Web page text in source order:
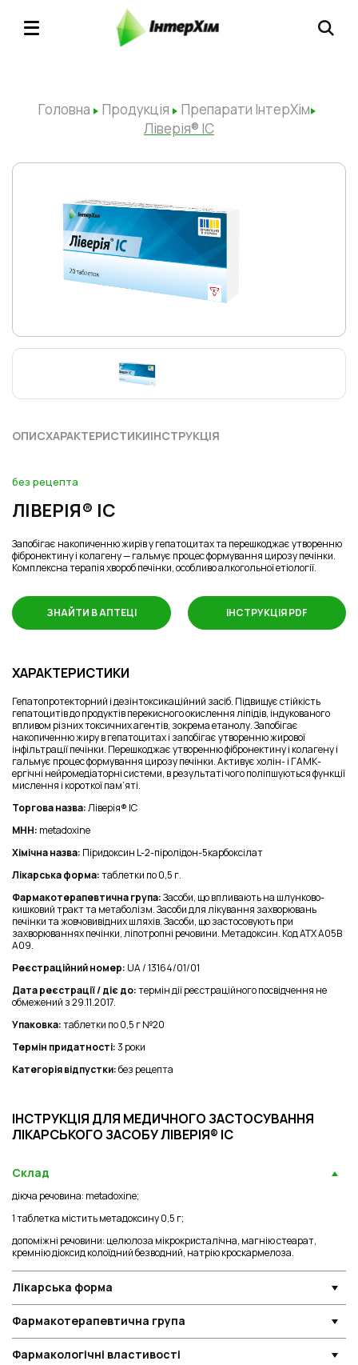
Головна Продукція
Препарати ІнтерХім
Ліверія® ІС
ОПИСХАРАКТЕРИСТИКИІНСТРУКЦІЯ
без рецепта
ЛІВЕРІЯ® ІС
Запобігає накопиченню жирів у гепатоцитах та перешкоджає утворенню
фібронектину і колагену — гальмує процес формування цирозу печінки.
Комплексна терапія хвороб печінки, особливо алкогольної етіології.
ЗНАЙТИ В АПТЕЦІ ІНСТРУКЦІЯ PDF
ХАРАКТЕРИСТИКИ
Гепатопротекторний і дезінтоксикаційний засіб. Підвищує стійкість
гепатоцитів до продуктів перекисного окислення ліпідів, індукованого
впливом різних токсичних агентів, зокрема етанолу. Запобігає
накопиченню жиру в гепатоцитах і запобігає утворенню жирової
інфільтрації печінки. Перешкоджає утворенню фібронектину і колагену і
гальмує процес формування цирозу печінки. Активує холін- і ГАМК-
ергічні нейромедіаторні системи, в результаті чого поліпшуються функції
мислення і короткої пам’яті.
Торгова назва:Ліверія® ІС
МНН: metadoxine
Хімічна назва: Піридоксин L-2-піролідон-5карбоксілат
Лікарська форма:таблетки по 0,5 г.
Фармакотерапевтична група:Засоби, що впливають на шлунково-
кишковий тракт та метаболізм. Засоби для лікування захворювань
печінки та жовчовивідних шляхів. Засоби, що застосовують при
захворюваннях печінки, ліпотропні речовини. Метадоксин. Код АТХ A05B
A09.
Реєстраційний номер: UA / 13164/01/01
Дата реєстрації / діє до:термін дії реєстраційного посвідчення не
обмежений з 29.11.2017.
Упаковка:таблетки по 0,5 г №20
Термін придатності:3 роки
Категорія відпустки:без рецепта
ІНСТРУКЦІЯ ДЛЯ МЕДИЧНОГО ЗАСТОСУВАННЯ
ЛІКАРСЬКОГО ЗАСОБУ ЛІВЕРІЯ® ІС
Склад
діюча речовина: metadoxine;
1 таблетка містить метадоксину 0,5 г;
допоміжні речовини: целюлоза мікрокристалічна, магнію стеарат,
кремнію діоксид колоїдний безводний, натрію кроскармелоза.
Лікарська форма
Фармакотерапевтична група
Фармакологічні властивості